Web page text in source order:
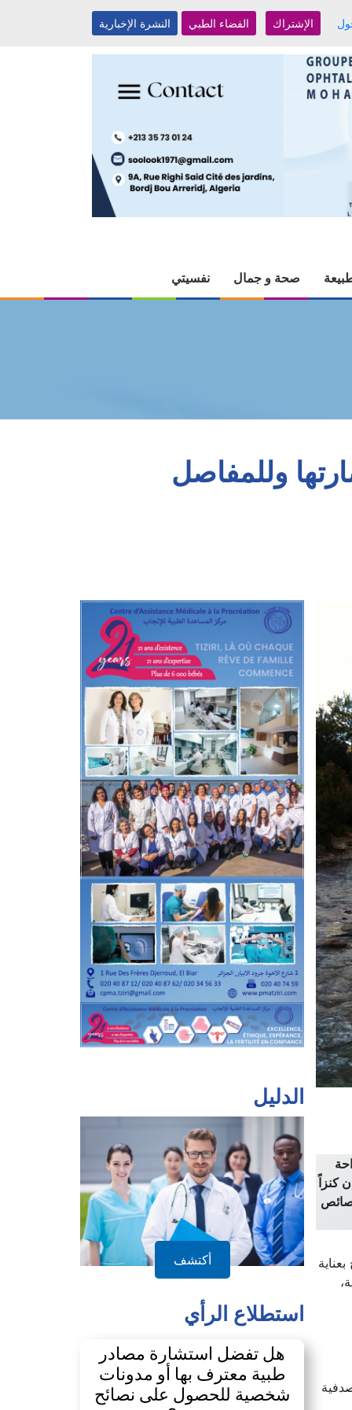
الإشتراك الفضاء الطبي النشرة الإخبارية
صحة و جمال نفسيتي
وللمفاصل
كنزاً
الدليل
أكتشف
استطلاع الرأي
هل تفضل استشارة مصادر
طبية معترف بها أو مدونات
شخصية للحصول على نصائح